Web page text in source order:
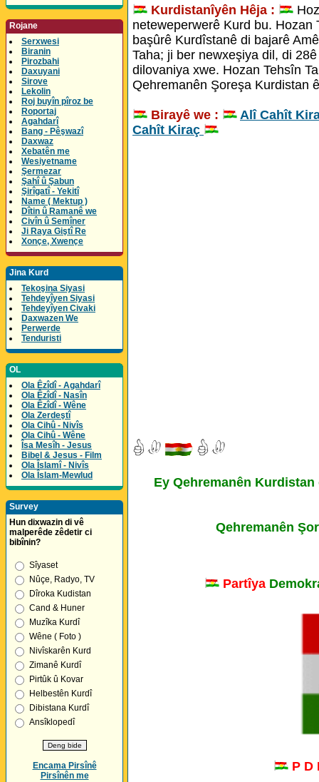
Rojane
Serxwesi
Biranin
Pirozbahi
Daxuyani
Sirove
Lekolin
Roj buyîn pîroz be
Roportaj
Agahdarî
Bang - Pêşwazî
Daxwaz
Xebatên me
Wesiyetname
Şermezar
Şahî û Şabun
Şirîgatî - Yekitî
Name ( Mektup )
Dîtin û Ramanê we
Civîn û Semîner
Ji Raya Giştî Re
Xonçe, Xwençe
Jina Kurd
Tekoşina Siyasi
Tehdeyîyen Siyasi
Tehdeyîyen Civaki
Daxwazen We
Perwerde
Tenduristi
OL
Ola Êzîdî - Agahdarî
Ola Êzîdî - Nasîn
Ola Êzîdî - Wêne
Ola Zerdeştî
Ola Cihû - Nivîs
Ola Cihû - Wêne
Îsa Mesîh - Jesus
Bibel & Jesus - Film
Ola Îslamî - Nivîs
Ola Îslam-Mewlud
Survey
Hun dixwazin di vê
malperêde zêdetir ci
bibînin?
Sîyaset
Nûçe, Radyo, TV
Dîroka Kudistan
Cand & Huner
Muzîka Kurdî
Wêne ( Foto )
Nivîskarên Kurd
Zimanê Kurdî
Pirtûk û Kovar
Helbestên Kurdî
Dibistana Kurdî
Ansîklopedî
Encama Pirsînê
Pirsînên me
Kurdistanîyên Hêja :
neteweperwerê Kurd bu. Hozan
başûrê Kurdîstanê di bajarê
Taha; ji ber newxeşiya dil, di
dilovaniya xwe. Hozan Tehsîn
Qehremanên Şoreşa Kurdistan
Birayê we :
Alî Cahît
Cahît Kiraç
Ey Qehremanên
Qehremanên
Partîya
P D